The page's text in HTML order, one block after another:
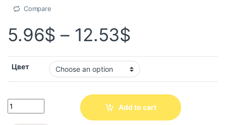
Compare
5.96$ – 12.53$
Цвет
Add to cart